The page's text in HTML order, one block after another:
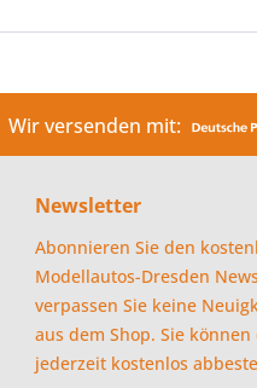
Wir versenden mit:
Newsletter
Abonnieren Sie den
Modellautos-Dresden
verpassen Sie keine
aus dem Shop. Sie
jederzeit kostenlos